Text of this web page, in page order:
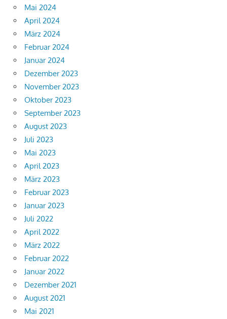
Mai 2024
April 2024
März 2024
Februar 2024
Januar 2024
Dezember 2023
November 2023
Oktober 2023
September 2023
August 2023
Juli 2023
Mai 2023
April 2023
März 2023
Februar 2023
Januar 2023
Juli 2022
April 2022
März 2022
Februar 2022
Januar 2022
Dezember 2021
August 2021
Mai 2021